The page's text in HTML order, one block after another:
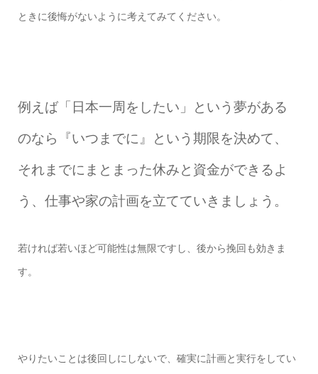
ときに後悔がないように考えてみてください。
例えば「日本一周をしたい」という夢がある
のなら『いつまでに』という期限を決めて、
それまでにまとまった休みと資金ができるよ
う、仕事や家の計画を立てていきましょう。
若ければ若いほど可能性は無限ですし、後から挽回も効きま
す。
やりたいことは後回しにしないで、確実に計画と実行をしてい